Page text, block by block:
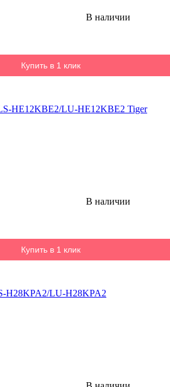
В наличии
Купить в 1 клик
HE12KBE2/LU-HE12KBE2 Tiger
В наличии
Купить в 1 клик
H28KPA2/LU-H28KPA2